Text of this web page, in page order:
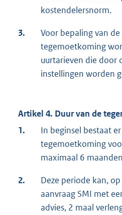
kostendelersnorm.
3.
Voor bepaling van
tegemoetkoming
uurtarieven die door
instellingen worden
Artikel 4. Duur van de
1.
In beginsel bestaat
tegemoetkoming
maximaal 6
2.
Deze periode kan,
aanvraag SMI met
advies, 2 maal